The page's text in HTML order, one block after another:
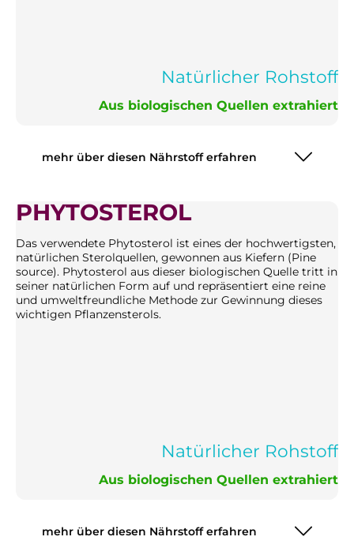
Natürlicher Rohstoff
Aus biologischen Quellen extrahiert
mehr über diesen Nährstoff erfahren
PHYTOSTEROL
Das verwendete Phytosterol ist eines der hochwertigsten,
natürlichen Sterolquellen, gewonnen aus Kiefern (Pine
source). Phytosterol aus dieser biologischen Quelle tritt in
seiner natürlichen Form auf und repräsentiert eine reine
und umweltfreundliche Methode zur Gewinnung dieses
wichtigen Pflanzensterols.
Natürlicher Rohstoff
Aus biologischen Quellen extrahiert
mehr über diesen Nährstoff erfahren